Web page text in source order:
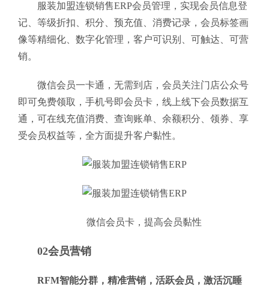
服装加盟连锁销售ERP会员管理，实现会员信息登
记、等级折扣、积分、预充值、消费记录，会员标签画
像等精细化、数字化管理，客户可识别、可触达、可营
销。
微信会员一卡通，无需到店，会员关注门店公众号
即可免费领取，手机号即会员卡，线上线下会员数据互
通，可在线充值消费、查询账单、余额积分、领券、享
受会员权益等，全方面提升客户黏性。
微信会员卡，提高会员黏性
02会员营销
RFM智能分群，精准营销，活跃会员，激活沉睡